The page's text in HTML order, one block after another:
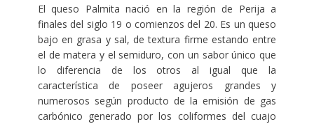
El queso Palmita nació en la región de Perija a
finales del siglo 19 o comienzos del 20. Es un queso
bajo en grasa y sal, de textura firme estando entre
el de matera y el semiduro, con un sabor único que
lo diferencia de los otros al igual que la
característica de poseer agujeros grandes y
numerosos según producto de la emisión de gas
carbónico generado por los coliformes del cuajo